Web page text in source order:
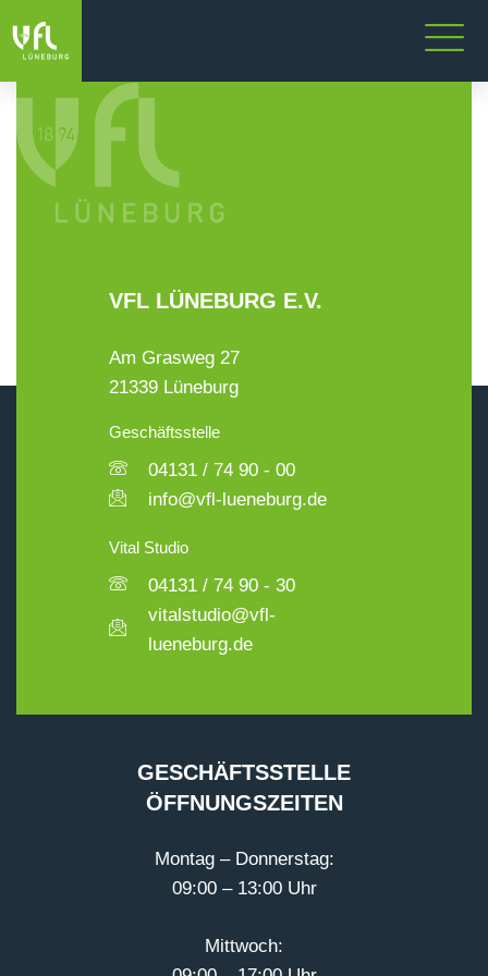
VFL LÜNEBURG E.V.
Am Grasweg 27
21339 Lüneburg
Geschäftsstelle
04131 / 74 90 - 00
info@vfl-lueneburg.de
Vital Studio
04131 / 74 90 - 30
vitalstudio@vfl-
lueneburg.de
GESCHÄFTSSTELLE
ÖFFNUNGSZEITEN
Montag – Donnerstag:
09:00 – 13:00 Uhr
Mittwoch: